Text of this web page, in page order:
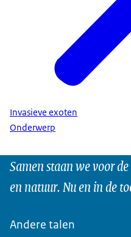
Invasieve exoten
Onderwerp
Samen staan we voor
en natuur. Nu en in de
Andere talen